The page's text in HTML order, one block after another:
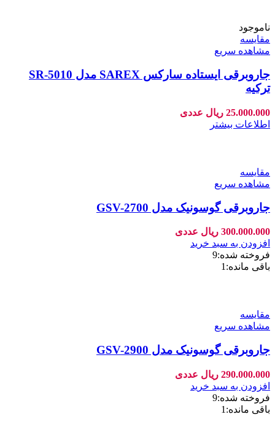
ناموجود
مقایسه
مشاهده سریع
جاروبرقی ایستاده سارکس SAREX مدل SR-5010
ترکیه
25.000.000 ریال عددی
اطلاعات بیشتر
مقایسه
مشاهده سریع
جاروبرقی گوسونیک مدل GSV-2700
300.000.000 ریال عددی
افزودن به سبد خرید
فروخته شده:9
باقی مانده: 1
مقایسه
مشاهده سریع
جاروبرقی گوسونیک مدل GSV-2900
290.000.000 ریال عددی
افزودن به سبد خرید
فروخته شده:9
باقی مانده: 1